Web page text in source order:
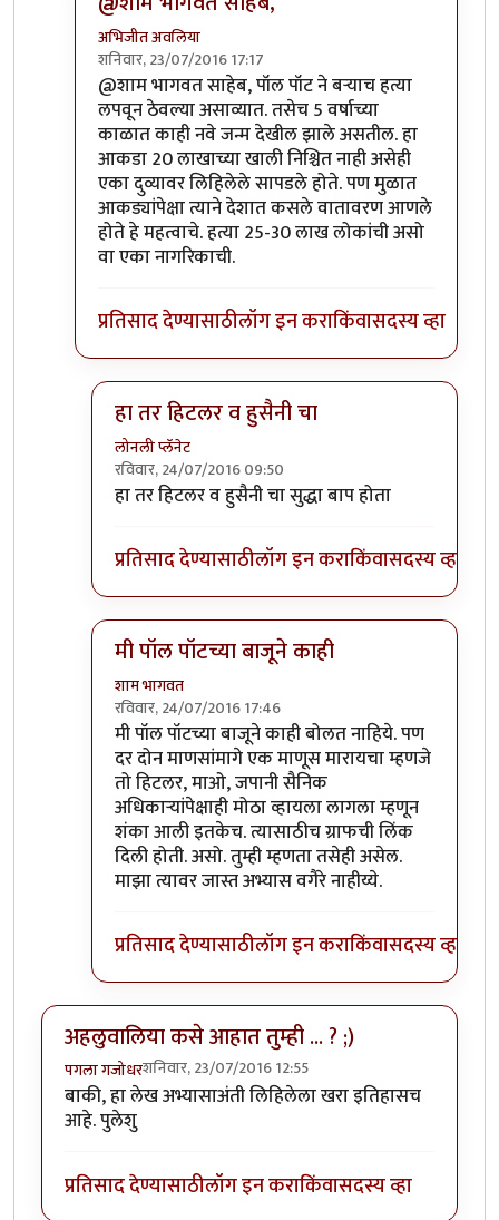
अभिजीत अवलिया
शनिवार, 23/07/2016 17:17
In reply to१९६० ते २०१३ या कालावधीचाby
@शाम भागवत साहेब, पॉल पॉट ने बऱ्याच हत्या
लपवून ठेवल्या असाव्यात. तसेच 5 वर्षाच्या
काळात काही नवे जन्म देखील झाले असतील. हा
आकडा 20 लाखाच्या खाली निश्चित नाही असेही
एका दुव्यावर लिहिलेले सापडले होते. पण मुळात
आकड्यांपेक्षा त्याने देशात कसले वातावरण आणले
होते हे महत्वाचे. हत्या 25-30 लाख लोकांची असो
वा एका नागरिकाची.
प्रतिसाद देण्यासाठीलॉग इन कराकिंवासदस्य व्हा
हा तर हिटलर व हुसैनी चा
लोनली प्लॅनेट
रविवार, 24/07/2016 09:50
In reply to@शाम भागवत साहेब,byअभिजीत
हा तर हिटलर व हुसैनी चा सुद्धा बाप होता
प्रतिसाद देण्यासाठीलॉग इन कराकिंवासदस्य व्हा
मी पॉल पॉटच्या बाजूने काही
शाम भागवत
रविवार, 24/07/2016 17:46
In reply to@शाम भागवत साहेब,byअभिजीत
मी पॉल पॉटच्या बाजूने काही बोलत नाहिये. पण
दर दोन माणसांमागे एक माणूस मारायचा म्हणजे
तो हिटलर, माओ, जपानी सैनिक
अधिकार्‍यांपेक्षाही मोठा व्हायला लागला म्हणून
शंका आली इतकेच. त्यासाठीच ग्राफची लिंक
दिली होती. असो. तुम्ही म्हणता तसेही असेल.
माझा त्यावर जास्त अभ्यास वगैरे नाहीय्ये.
प्रतिसाद देण्यासाठीलॉग इन कराकिंवासदस्य व्हा
अहलुवालिया कसे आहात तुम्ही ... ? ;)
पगला गजोधरशनिवार, 23/07/2016 12:55
बाकी, हा लेख अभ्यासाअंती लिहिलेला खरा इतिहासच
आहे. पुलेशु
प्रतिसाद देण्यासाठीलॉग इन कराकिंवासदस्य व्हा